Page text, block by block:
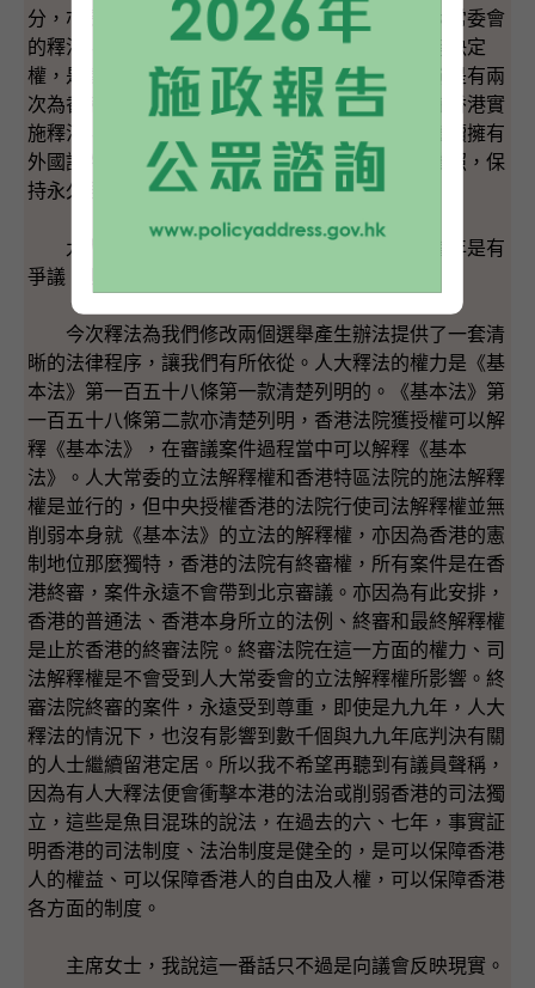
分，亦是我們《基本法》憲制基礎的一部分。人大常委會
的釋法，並不是無中生有。對政治體制，人大是有決定
權，是建基於國家憲法第六十二條。其實人大以前是有兩
次為香港釋法。第一次是九六年，就中國國籍法在香港實
施釋法，方便容許移居海外的香港人，回來香港繼續擁有
外國証件作為旅遊証件，可以繼續申請香港特區護照，保
持永久居留權。
九九年人大釋法為香港解決居留權的問題，當年是有
爭議，但整體而言，香港社會是支持的。
今次釋法為我們修改兩個選舉產生辦法提供了一套清
晰的法律程序，讓我們有所依從。人大釋法的權力是《基
本法》第一百五十八條第一款清楚列明的。《基本法》第
一百五十八條第二款亦清楚列明，香港法院獲授權可以解
釋《基本法》，在審議案件過程當中可以解釋《基本
法》。人大常委的立法解釋權和香港特區法院的施法解釋
權是並行的，但中央授權香港的法院行使司法解釋權並無
削弱本身就《基本法》的立法的解釋權，亦因為香港的憲
制地位那麼獨特，香港的法院有終審權，所有案件是在香
港終審，案件永遠不會帶到北京審議。亦因為有此安排，
香港的普通法、香港本身所立的法例、終審和最終解釋權
是止於香港的終審法院。終審法院在這一方面的權力、司
法解釋權是不會受到人大常委會的立法解釋權所影響。終
審法院終審的案件，永遠受到尊重，即使是九九年，人大
釋法的情況下，也沒有影響到數千個與九九年底判決有關
的人士繼續留港定居。所以我不希望再聽到有議員聲稱，
因為有人大釋法便會衝擊本港的法治或削弱香港的司法獨
立，這些是魚目混珠的說法，在過去的六、七年，事實証
明香港的司法制度、法治制度是健全的，是可以保障香港
人的權益、可以保障香港人的自由及人權，可以保障香港
各方面的制度。
主席女士，我說這一番話只不過是向議會反映現實。